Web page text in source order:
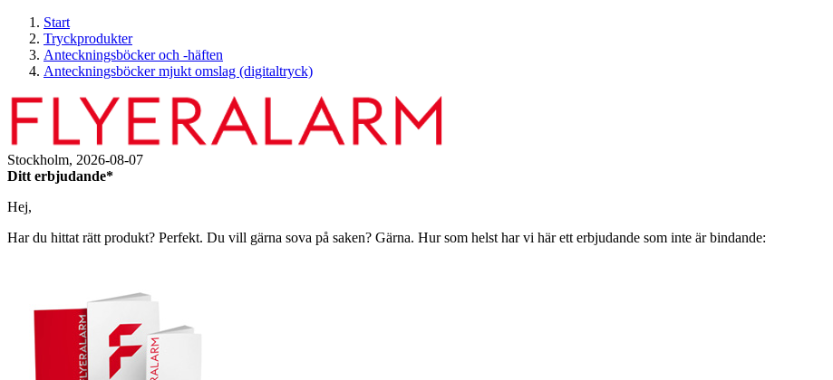
Start
Tryckprodukter
Anteckningsböcker och -häften
Anteckningsböcker mjukt omslag (digitaltryck)
Stockholm, 2026-08-07
Ditt erbjudande*
Hej,
Har du hittat rätt produkt? Perfekt. Du vill gärna sova på saken? Gärna. Hur som helst har vi här ett erbjudande som inte är bindande: